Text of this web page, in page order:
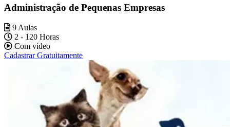
Administração de Pequenas Empresas
9 Aulas
2 - 120 Horas
Com vídeo
Cadastrar Gratuitamente